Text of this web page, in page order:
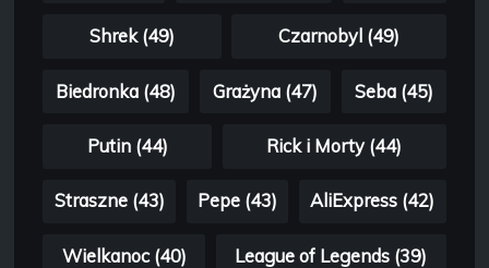
Shrek (49) Czarnobyl (49)
Biedronka (48) Grażyna (47) Seba (45)
Putin (44) Rick i Morty (44)
Straszne (43) Pepe (43) AliExpress (42)
Wielkanoc (40) League of Legends (39)